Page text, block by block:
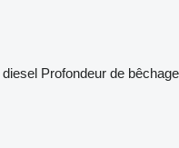
diesel Profondeur de bêchage